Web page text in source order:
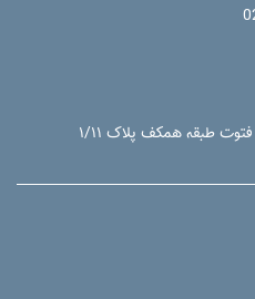
طبقه همکف پلاک ۱/۱۱